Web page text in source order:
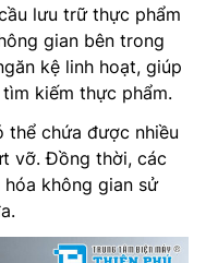
lưu trữ thực phẩm
gian bên trong
kệ linh hoạt, giúp
kiếm thực phẩm.
thể chứa được nhiều
vỡ. Đồng thời, các
không gian sử